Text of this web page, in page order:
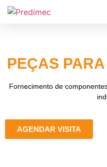
PEÇAS PARA
Fornecimento de
AGENDAR VISITA